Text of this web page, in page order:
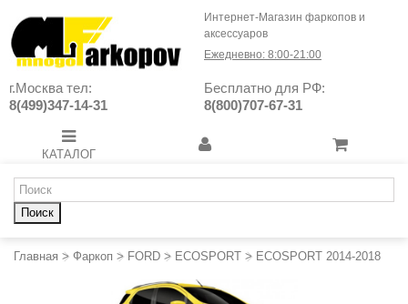
Интернет-Магазин фаркопов и
аксессуаров
Ежедневно: 8:00-21:00
г.Москва тел:
8(499)347-14-31
Бесплатно для РФ:
8(800)707-67-31
КАТАЛОГ
Поиск
Главная > Фаркоп > FORD > ECOSPORT > ECOSPORT 2014-2018